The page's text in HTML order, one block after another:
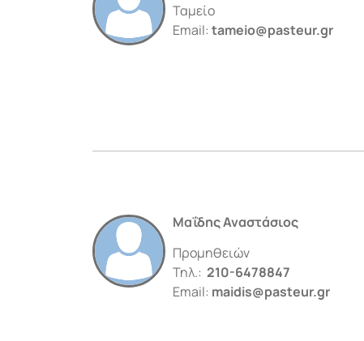
Ταμείο
Email: tameio@pasteur.gr
Μαΐδης Αναστάσιος
Προμηθειών
Τηλ.: 210-6478847
Email: maidis@pasteur.gr